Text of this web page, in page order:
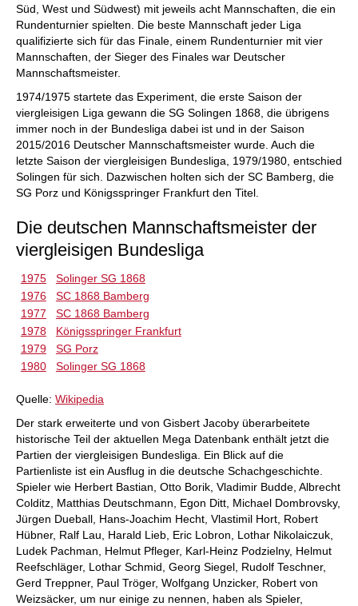
Süd, West und Südwest) mit jeweils acht Mannschaften, die ein
Rundenturnier spielten. Die beste Mannschaft jeder Liga
qualifizierte sich für das Finale, einem Rundenturnier mit vier
Mannschaften, der Sieger des Finales war Deutscher
Mannschaftsmeister.
1974/1975 startete das Experiment, die erste Saison der
viergleisigen Liga gewann die SG Solingen 1868, die übrigens
immer noch in der Bundesliga dabei ist und in der Saison
2015/2016 Deutscher Mannschaftsmeister wurde. Auch die
letzte Saison der viergleisigen Bundesliga, 1979/1980, entschied
Solingen für sich. Dazwischen holten sich der SC Bamberg, die
SG Porz und Königsspringer Frankfurt den Titel.
Die deutschen Mannschaftsmeister der
viergleisigen Bundesliga
1975
Solinger SG 1868
1976
SC 1868 Bamberg
1977
SC 1868 Bamberg
1978
Königsspringer Frankfurt
1979
SG Porz
1980
Solinger SG 1868
Quelle: Wikipedia
Der stark erweiterte und von Gisbert Jacoby überarbeitete
historische Teil der aktuellen Mega Datenbank enthält jetzt die
Partien der viergleisigen Bundesliga. Ein Blick auf die
Partienliste ist ein Ausflug in die deutsche Schachgeschichte.
Spieler wie Herbert Bastian, Otto Borik, Vladimir Budde, Albrecht
Colditz, Matthias Deutschmann, Egon Ditt, Michael Dombrovsky,
Jürgen Dueball, Hans-Joachim Hecht, Vlastimil Hort, Robert
Hübner, Ralf Lau, Harald Lieb, Eric Lobron, Lothar Nikolaiczuk,
Ludek Pachman, Helmut Pfleger, Karl-Heinz Podzielny, Helmut
Reefschläger, Lothar Schmid, Georg Siegel, Rudolf Teschner,
Gerd Treppner, Paul Tröger, Wolfgang Unzicker, Robert von
Weizsäcker, um nur einige zu nennen, haben als Spieler,